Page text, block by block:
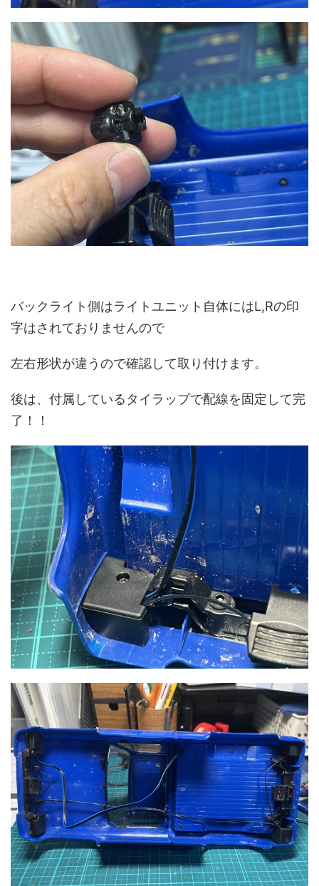
バックライト側はライトユニット自体にはL,Rの印
字はされておりませんので
左右形状が違うので確認して取り付けます。
後は、付属しているタイラップで配線を固定して完
了！！